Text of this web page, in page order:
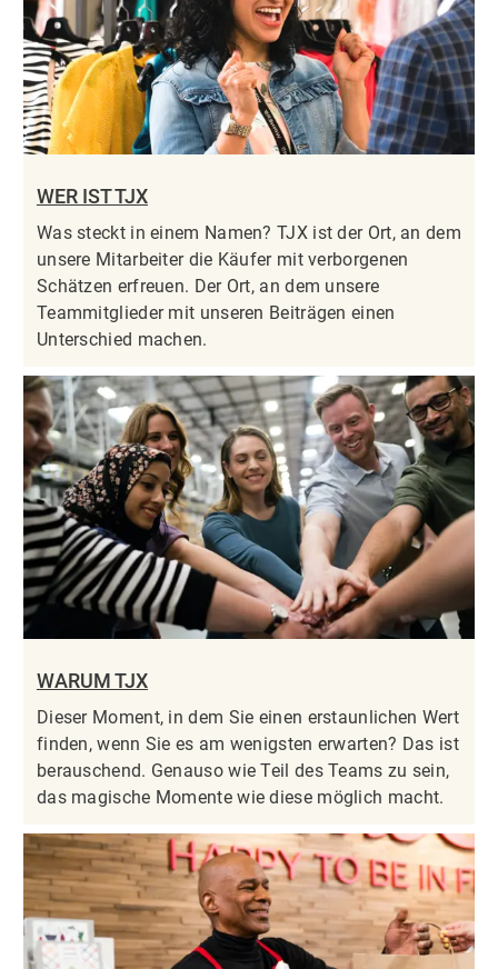
WER IST TJX
Was steckt in einem Namen? TJX ist der Ort, an dem
unsere Mitarbeiter die Käufer mit verborgenen
Schätzen erfreuen. Der Ort, an dem unsere
Teammitglieder mit unseren Beiträgen einen
Unterschied machen.
WARUM TJX
Dieser Moment, in dem Sie einen erstaunlichen Wert
finden, wenn Sie es am wenigsten erwarten? Das ist
berauschend. Genauso wie Teil des Teams zu sein,
das magische Momente wie diese möglich macht.